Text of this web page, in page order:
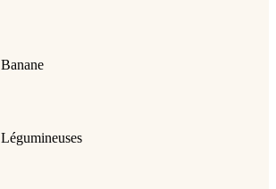
Banane
Légumineuses